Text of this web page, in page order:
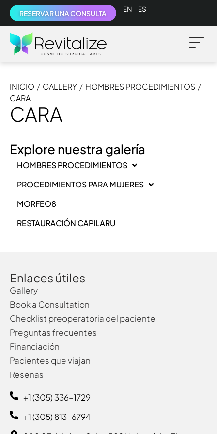
RESERVAR UNA CONSULTA EnglishEspañol
INICIO / GALLERY / HOMBRES PROCEDIMIENTOS /
CARA
CARA
Explore nuestra galería
HOMBRES PROCEDIMIENTOS
PROCEDIMIENTOS PARA MUJERES
MORFEO8
RESTAURACIÓN CAPILARU
Enlaces útiles
Gallery
Book a Consultation
Checklist preoperatoria del paciente
Preguntas frecuentes
Financiación
Pacientes que viajan
Reseñas
+1 (305) 336-1729‬
+1 (305) 813-6794